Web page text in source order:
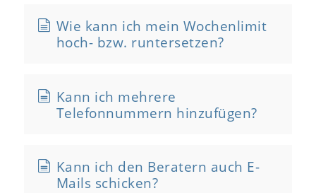
Wie kann ich mein Wochenlimit
hoch- bzw. runtersetzen?
Kann ich mehrere
Telefonnummern hinzufügen?
Kann ich den Beratern auch E-
Mails schicken?